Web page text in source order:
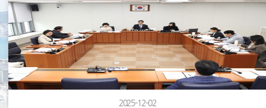
2025-12-02